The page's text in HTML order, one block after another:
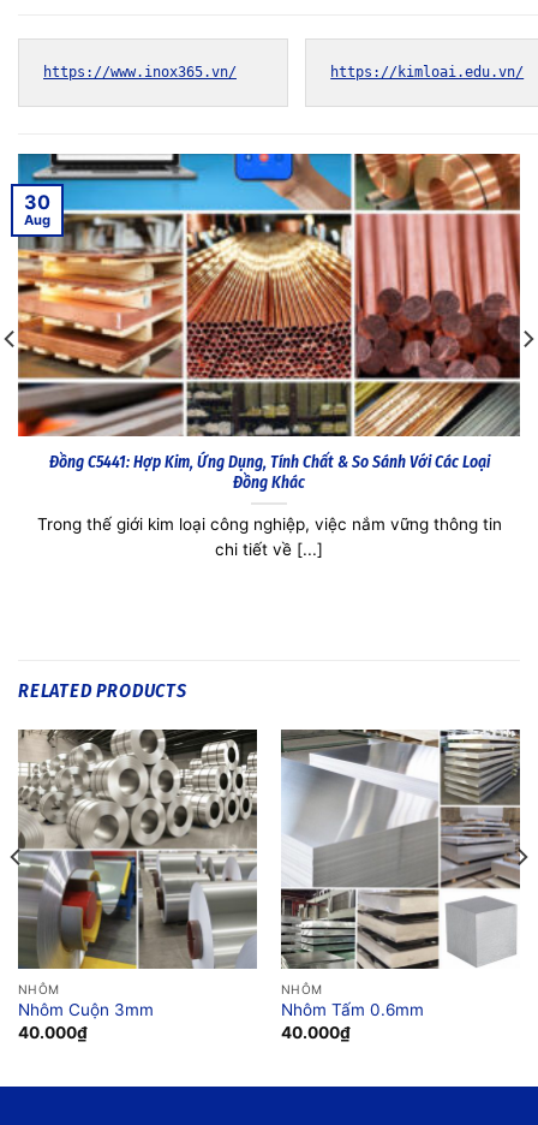
https://www.inox365.vn/ https://kimloai.edu.vn/
Đồng C5341: Hợp Kim Đồng Dẫn Điện, Ứng Dụng & Báo Giá Mới Nhất
Đồng C5341 là một hợp kim không thể thiếu trong ngành
công nghiệp hiện đại, [...]
30
Aug
RELATED PRODUCTS
NHÔM
Nhôm Cuộn 3mm
40.000₫
NHÔM
Nhôm Tấm 0.6mm
40.000₫